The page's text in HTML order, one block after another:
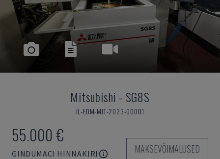
Mitsubishi - SG8S
IL-EDM-MIT-2023-00001
55.000 €
GINDUMACI HINNAKIRI
MAKSEVÕIMALUSED